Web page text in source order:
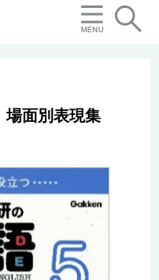
面別表現集